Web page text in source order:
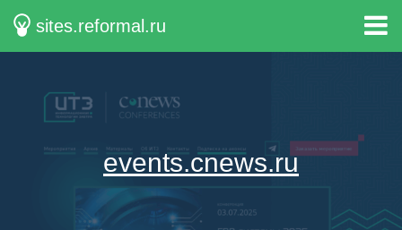
sites.reformal.ru
events.cnews.ru